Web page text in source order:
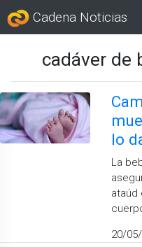
Cadena Noticias
cadáver de
lo
La
ataúd
20/